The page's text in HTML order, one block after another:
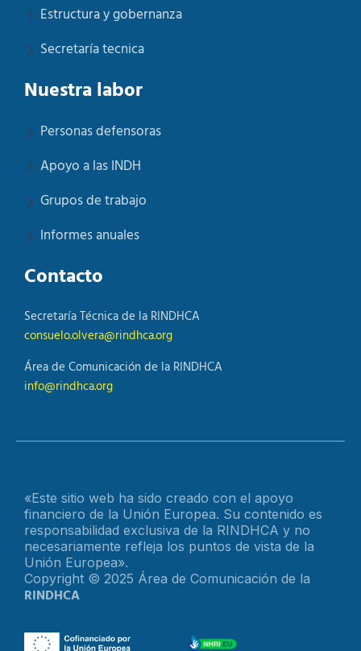
Estructura y gobernanza
Secretaría tecnica
Nuestra labor
Personas defensoras
Apoyo a las INDH
Grupos de trabajo
Informes anuales
Contacto
Secretaría Técnica de la RINDHCA
consuelo.olvera@rindhca.org
Área de Comunicación de la RINDHCA
info@rindhca.org
«Este sitio web ha sido creado con el apoyo
financiero de la Unión Europea. Su contenido es
responsabilidad exclusiva de la RINDHCA y no
necesariamente refleja los puntos de vista de la
Unión Europea».
Copyright © 2025 Área de Comunicación de la
RINDHCA